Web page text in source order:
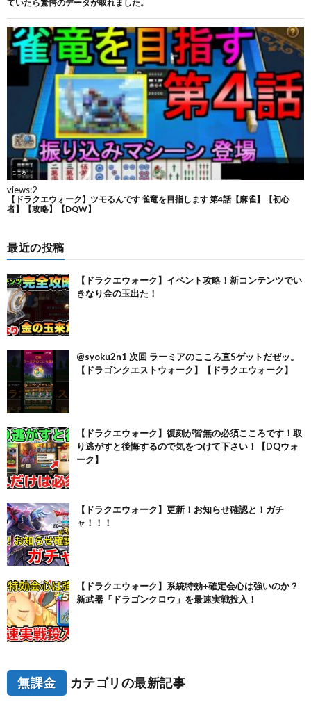
最近の投稿
【ドラクエウォーク】イベント攻略！新コンテンツでい
きなり金の玉出た！
@syoku2n1 次回 ラーミアのこころ直Sゲットだぜッ。
【ドラゴンクエストウォーク】【ドラクエウォーク】
【ドラクエウォーク】復刻が皆無の必須こころです！取
り逃がすと後悔するので気をつけて下さい！【DQウォ
ーク】
【ドラクエウォーク】更新！お知らせ確認と！ガチ
ャ！！！
【ドラクエウォーク】系統特効+確定会心は強いのか？
新武器「ドラゴンクロウ」を最速実戦投入！
無課金 カテゴリの最新記事